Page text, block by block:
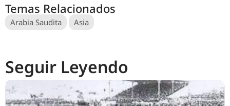
Temas Relacionados
Arabia Saudita Asia
Seguir Leyendo